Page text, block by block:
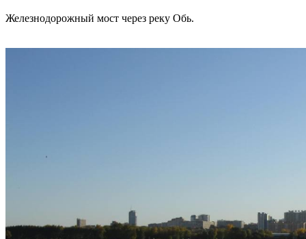
Железнодорожный мост через реку Обь.